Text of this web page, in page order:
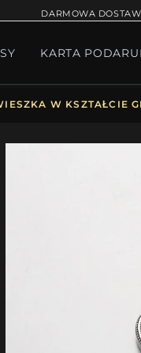
DARMOWA
SPRZEDAŻ
KARTA
W KSZTAŁCIE